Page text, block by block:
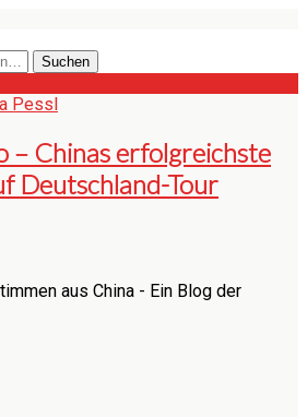
Pessl
– Chinas erfolgreichste
Deutschland-Tour
aus China - Ein Blog der